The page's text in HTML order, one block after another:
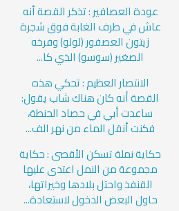
عودة العصافير : تذكر القصة أنه
عاش في طرف الغابة فوق شجرة
زيتون العصفور (لولو) وفرخه
الصغير (سوسو) الذي كا...
الانتصار العظيم : تحكي هذه
القصة أنه كان هناك شاب يقول:
ساعدت أبي في حصاد الحنطة،
فكنت أنقل الماء من نهر الف...
حكاية نملة تسكن الأقصى : حكاية
مجموعة من النمل اعتدى عليها
القنفذ واحتل بلادها وخيراتها،
حاول البعض الدخول لاستعادة...